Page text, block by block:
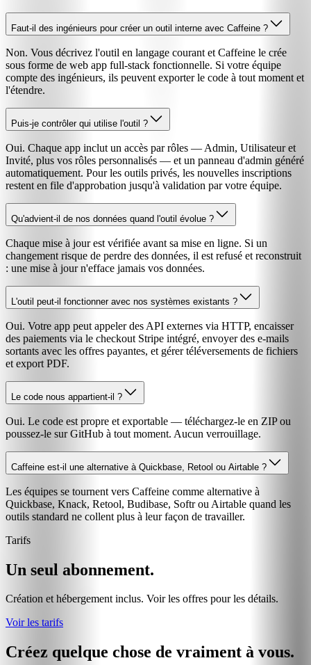
Faut-il des ingénieurs pour créer un outil interne avec Caffeine ?
Non. Vous décrivez l'outil en langage courant et Caffeine le crée
sous forme de web app full-stack fonctionnelle. Si votre équipe
compte des ingénieurs, ils peuvent exporter le code à tout moment et
l'étendre.
Puis-je contrôler qui utilise l'outil ?
Oui. Chaque app inclut un accès par rôles — Admin, Utilisateur et
Invité, plus vos rôles personnalisés — et un panneau d'admin généré
automatiquement. Pour les outils privés, les nouvelles inscriptions
restent en file d'approbation jusqu'à validation par votre équipe.
Qu'advient-il de nos données quand l'outil évolue ?
Chaque mise à jour est vérifiée avant sa mise en ligne. Si un
changement risque de perdre des données, il est refusé et reconstruit
: une mise à jour n'efface jamais vos données.
L'outil peut-il fonctionner avec nos systèmes existants ?
Oui. Votre app peut appeler des API externes via HTTP, encaisser
des paiements via le checkout Stripe intégré, envoyer des e-mails
sortants avec les offres payantes, et gérer téléversements de fichiers
et export PDF.
Le code nous appartient-il ?
Oui. Le code est propre et exportable — téléchargez-le en ZIP ou
poussez-le sur GitHub à tout moment. Aucun verrouillage.
Caffeine est-il une alternative à Quickbase, Retool ou Airtable ?
Les équipes se tournent vers Caffeine comme alternative à
Quickbase, Knack, Retool, Budibase, Softr ou Airtable quand les
outils standard ne collent plus à leur façon de travailler.
Tarifs
Un seul abonnement.
Création et hébergement inclus. Voir les offres pour les détails.
Voir les tarifs
Créez quelque chose de vraiment à vous.